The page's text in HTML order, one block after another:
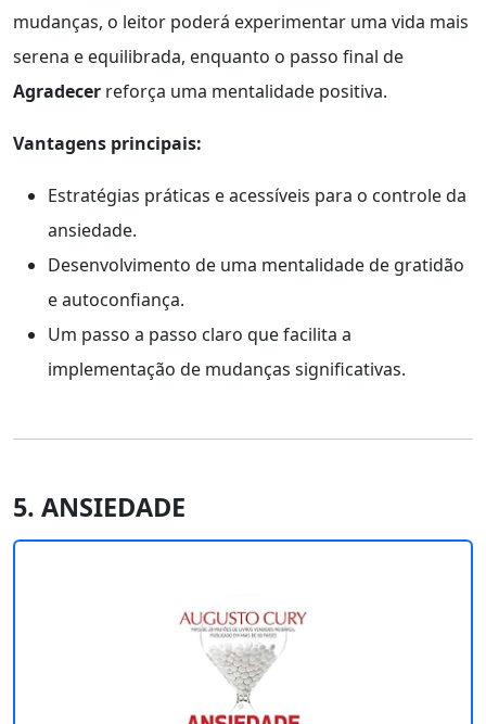
mudanças, o leitor poderá experimentar uma vida mais
serena e equilibrada, enquanto o passo final de
Agradecer reforça uma mentalidade positiva.
Vantagens principais:
Estratégias práticas e acessíveis para o controle da
ansiedade.
Desenvolvimento de uma mentalidade de gratidão
e autoconfiança.
Um passo a passo claro que facilita a
implementação de mudanças significativas.
5. ANSIEDADE